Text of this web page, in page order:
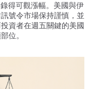
得可觀漲幅。美國與伊
號令市場保持謹慎，並
資者在週五關鍵的美國
位。